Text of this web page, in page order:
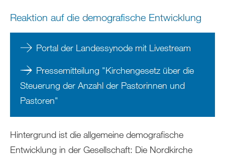
Reaktion auf die demografische Entwicklung
Portal der Landessynode mit Livestream
Pressemitteilung "Kirchengesetz über die
Steuerung der Anzahl der Pastorinnen und
Pastoren"
Hintergrund ist die allgemeine demografische
Entwicklung in der Gesellschaft: Die Nordkirche